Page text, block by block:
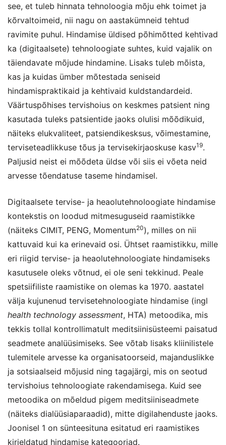
see, et tuleb hinnata tehnoloogia mõju ehk toimet ja
kõrvaltoimeid, nii nagu on aastakümneid tehtud
ravimite puhul. Hindamise üldised põhimõtted kehtivad
ka (digitaalsete) tehnoloogiate suhtes, kuid vajalik on
täiendavate mõjude hindamine. Lisaks tuleb mõista,
kas ja kuidas ümber mõtestada seniseid
hindamispraktikaid ja kehtivaid kuldstandardeid.
Väärtuspõhises tervishoius on keskmes patsient ning
kasutada tuleks patsientide jaoks olulisi mõõdikuid,
näiteks elukvaliteet, patsiendikesksus, võimestamine,
terviseteadlikkuse tõus ja tervisekirjaoskuse kasv19.
Paljusid neist ei mõõdeta üldse või siis ei võeta neid
arvesse tõendatuse taseme hindamisel.
Digitaalsete tervise- ja heaolutehnoloogiate hindamise
kontekstis on loodud mitmesuguseid raamistikke
(näiteks CIMIT, PENG, Momentum20), milles on nii
kattuvaid kui ka erinevaid osi. Ühtset raamistikku, mille
eri riigid tervise- ja heaolutehnoloogiate hindamiseks
kasutusele oleks võtnud, ei ole seni tekkinud. Peale
spetsiifiliste raamistike on olemas ka 1970. aastatel
välja kujunenud tervisetehnoloogiate hindamise (ingl
health technology assessment, HTA) metoodika, mis
tekkis tollal kontrollimatult meditsiinisüsteemi paisatud
seadmete analüüsimiseks. See võtab lisaks kliinilistele
tulemitele arvesse ka organisatoorseid, majanduslikke
ja sotsiaalseid mõjusid ning tagajärgi, mis on seotud
tervishoius tehnoloogiate rakendamisega. Kuid see
metoodika on mõeldud pigem meditsiiniseadmete
(näiteks dialüüsiaparaadid), mitte digilahenduste jaoks.
Joonisel 1 on sünteesituna esitatud eri raamistikes
kirjeldatud hindamise kategooriad.